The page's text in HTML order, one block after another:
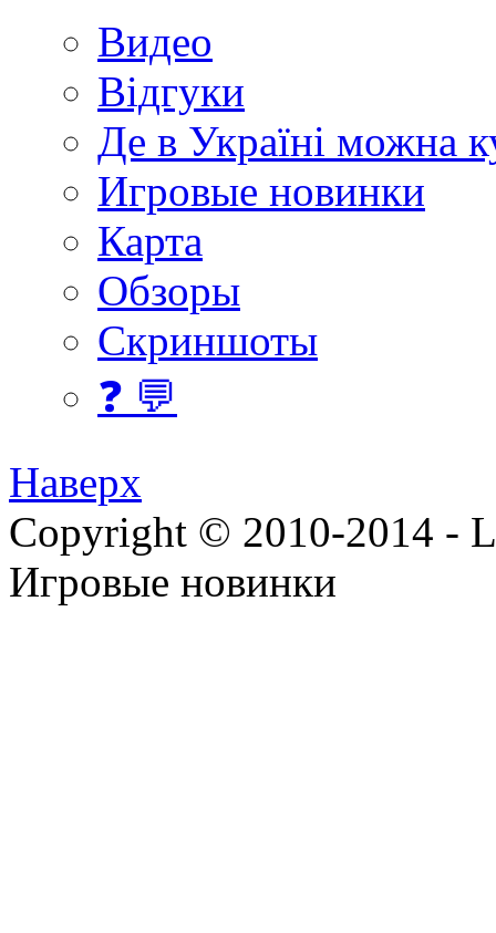
Видео
Відгуки
Де в Україні можна
Игровые новинки
Карта
Обзоры
Скриншоты
❓ 💬
Наверх
Copyright © 2010-2014 -
Игровые новинки